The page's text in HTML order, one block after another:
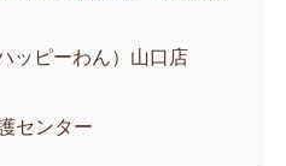
ッピーわん）山口店
センター